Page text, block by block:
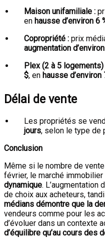
Maison unifamiliale :
en hausse d’environ 6
Copropriété : prix
augmentation
Plex (2 à 5 logements)
$, en hausse d’environ
Délai de vente
Les propriétés se
jours, selon le type de
Conclusion
Même si le nombre de
février, le marché
dynamique.
de choix aux acheteurs,
médians démontre que la
vendeurs comme pour les
d’évoluer dans un contexte
d’équilibre qu’au cours des